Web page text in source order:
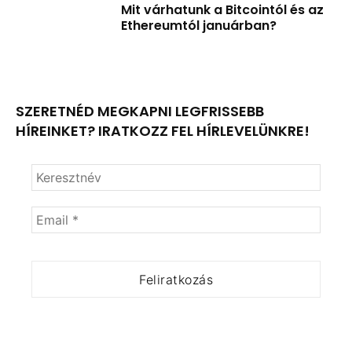
Mit várhatunk a Bitcointól és az
Ethereumtól januárban?
SZERETNÉD MEGKAPNI LEGFRISSEBB
HÍREINKET? IRATKOZZ FEL HÍRLEVELÜNKRE!